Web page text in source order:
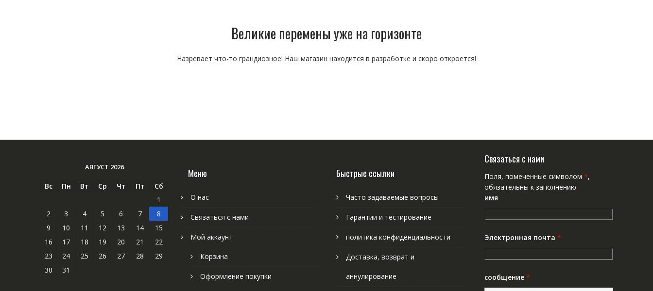
Великие перемены уже на горизонте
Назревает что-то грандиозное! Наш магазин находится в разработке и скоро откроется!
АВГУСТ 2026
Вс Пн Вт Ср Чт Пт
Сб
1
2
3 4 5 6 7
8
9
10 11 12 13 14
15
16
17 18 19 20 21
22
23
24 25 26 27 28
29
30
31
Меню
О нас
Связаться с нами
Мой аккаунт
Корзина
Оформление покупки
Быстрые ссылки
Часто задаваемые вопросы
Гарантии и тестирование
политика конфиденциальности
Доставка, возврат и
аннулирование
Связаться с нами
Поля, помеченные символом *,
обязательны к заполнению
имя
Электронная почта *
сообщение *